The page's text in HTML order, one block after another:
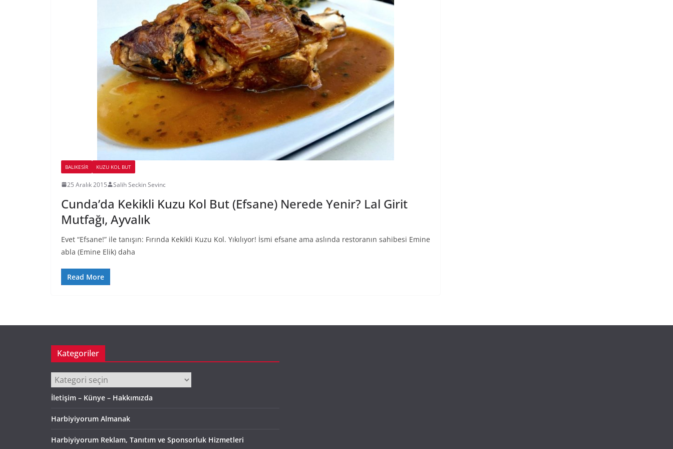
BALIKESIR KUZU KOL BUT
25 Aralık 2015 Salih Seckin Sevinc
Cunda’da Kekikli Kuzu Kol But (Efsane) Nerede Yenir? Lal Girit
Mutfağı, Ayvalık
Evet “Efsane!” ile tanışın: Fırında Kekikli Kuzu Kol. Yıkılıyor! İsmi efsane ama aslında restoranın sahibesi Emine
abla (Emine Elik) daha
Read More
Kategoriler
Kategoriler
İletişim – Künye – Hakkımızda
Harbiyiyorum Almanak
Harbiyiyorum Reklam, Tanıtım ve Sponsorluk Hizmetleri